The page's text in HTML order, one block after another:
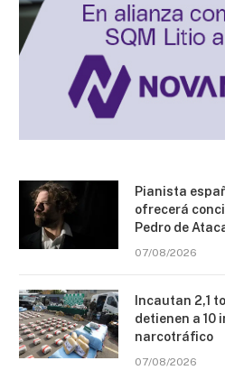
Pianista
ofrecerá
Pedro de
07/08/2026
Incautan 2,1
detienen a 10
narcotráfico
07/08/2026